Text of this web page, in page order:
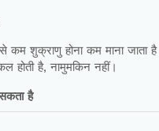
कम शुक्राणु होना कम माना जाता
होती है, नामुमकिन नहीं।
है